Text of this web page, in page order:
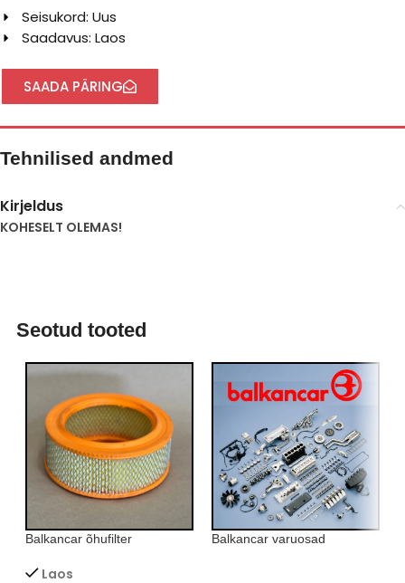
Seisukord: Uus
Saadavus: Laos
SAADA PÄRING
Tehnilised andmed
Kirjeldus
KOHESELT OLEMAS!
Seotud tooted
Balkancar õhufilter
Laos
Balkancar varuosad